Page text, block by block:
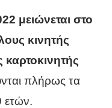
μειώνεται στο
κινητής
καρτοκινητής
πλήρως τα
ετών.